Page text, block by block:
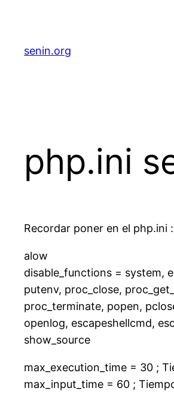
senin.org
php.ini
Recordar poner en el php.ini :
alow
disable_functions = system,
putenv, proc_close,
proc_terminate, popen,
openlog, escapeshellcmd,
show_source
max_execution_time = 30 ;
max_input_time = 60 ;